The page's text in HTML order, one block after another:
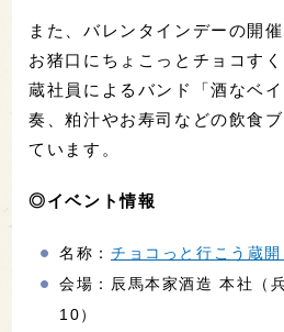
また、バレンタインデーの開
お猪口にちょこっとチョコす
蔵社員によるバンド「酒なベ
奏、粕汁やお寿司などの飲食
ています。
◎イベント情報
名称：チョコっと行こう蔵開
会場：辰馬本家酒造 本社（
10）